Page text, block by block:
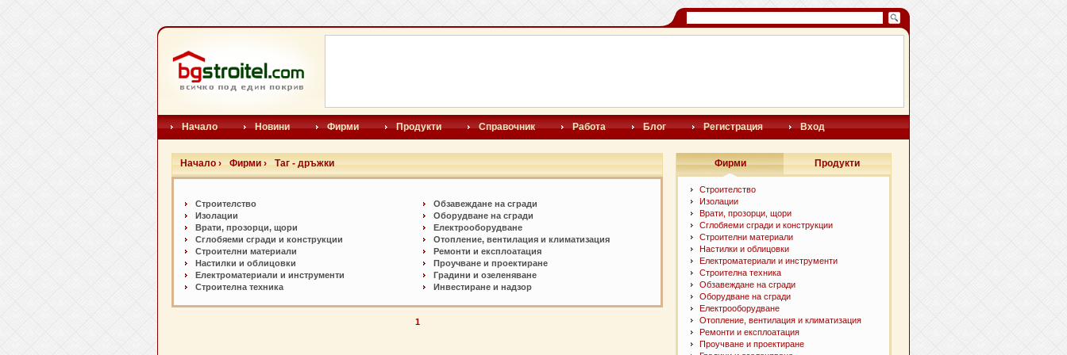
Начало Новини Фирми Продукти Справочник Работа Блог Регистрация Вход
Начало › Фирми › Таг - дръжки
Строителство
Изолации
Врати, прозорци, щори
Сглобяеми сгради и конструкции
Строителни материали
Настилки и oблицовки
Електроматериали и инструменти
Строителна техника
Обзавеждане на сгради
Оборудване на сгради
Електрооборудване
Отопление, вентилация и климатизация
Ремонти и експлоатация
Проучване и проектиране
Градини и озеленяване
Инвестиране и надзор
1
Фирми Продукти
Строителство
Изолации
Врати, прозорци, щори
Сглобяеми сгради и конструкции
Строителни материали
Настилки и oблицовки
Електроматериали и инструменти
Строителна техника
Обзавеждане на сгради
Оборудване на сгради
Електрооборудване
Отопление, вентилация и климатизация
Ремонти и експлоатация
Проучване и проектиране